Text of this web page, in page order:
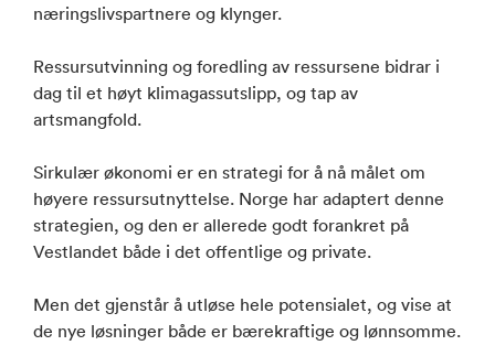
næringslivspartnere og klynger.
Ressursutvinning og foredling av ressursene bidrar i
dag til et høyt klimagassutslipp, og tap av
artsmangfold.
Sirkulær økonomi er en strategi for å nå målet om
høyere ressursutnyttelse. Norge har adaptert denne
strategien, og den er allerede godt forankret på
Vestlandet både i det offentlige og private.
Men det gjenstår å utløse hele potensialet, og vise at
de nye løsninger både er bærekraftige og lønnsomme.